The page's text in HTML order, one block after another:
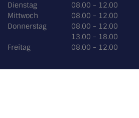
Dienstag
08.00 - 12.00
Mittwoch
08.00 - 12.00
Donnerstag
08.00 - 12.00
13.00 - 18.00
Freitag
08.00 - 12.00